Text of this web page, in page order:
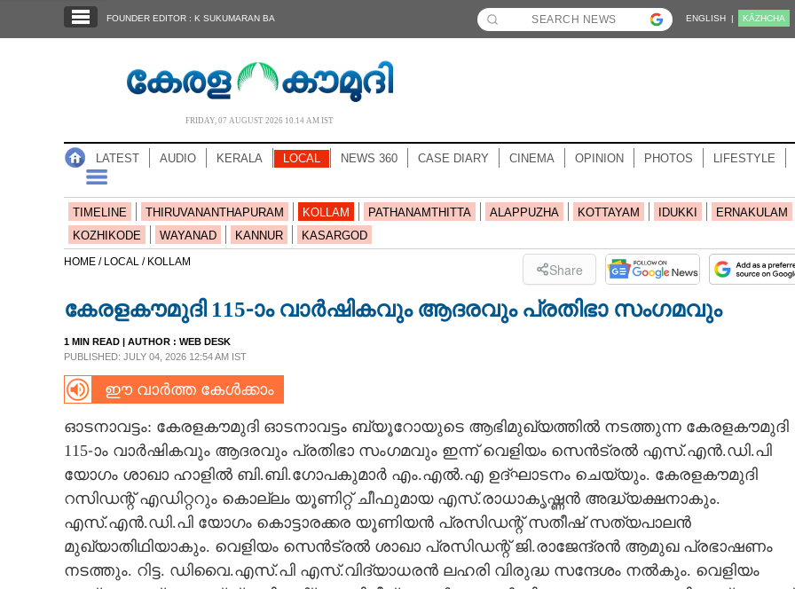
NOTIFIED NEWS
NEWS 360
CASE DIARY
LIFESTYLE
FOUNDER EDITOR : K SUKUMARAN BA ENGLISH | KĀZHCHA
FRIDAY, 07 AUGUST 2026 10.14 AM IST
LATEST AUDIO KERALA LOCAL NEWS 360 CASE DIARY CINEMA OPINION PHOTOS LIFESTYLE
TIMELINE THIRUVANANTHAPURAM KOLLAM PATHANAMTHITTA ALAPPUZHA KOTTAYAM IDUKKI
ERNAKULAM
KOZHIKODE
WAYANAD KANNUR KASARGOD
HOME / LOCAL / KOLLAM Share
കേരളകൗമുദി 115-ാം വാർഷികവും ആദരവും പ്രതിഭാ സംഗമവും
1 MIN READ | AUTHOR : WEB DESK
PUBLISHED: JULY 04, 2026 12:54 AM IST
ഈ വാർത്ത കേൾക്കാം
ഓടനാവട്ടം: കേരളകൗമുദി ഓടനാവട്ടം ബ്യൂറോയുടെ ആഭിമുഖ്യത്തിൽ നടത്തുന്ന കേരളകൗമുദി
115-ാം വാർഷികവും ആദരവും പ്രതിഭാ സംഗമവും ഇന്ന് വെളിയം സെൻട്രൽ എസ്.എൻ.ഡി.പി
യോഗം ശാഖാ ഹാളിൽ ബി.ബി.ഗോപകുമാർ എം.എൽ.എ ഉദ്ഘാടനം ചെയ്യും. കേരളകൗമുദി
റസിഡന്റ് എഡിറ്ററും കൊല്ലം യൂണിറ്റ് ചീഫുമായ എസ്.രാധാകൃഷ്ണൻ അദ്ധ്യക്ഷനാകും.
എസ്.എൻ.ഡി.പി യോഗം കൊട്ടാരക്കര യൂണിയൻ പ്രസിഡന്റ്‌ സതീഷ് സത്യപാലൻ
മുഖ്യാതിഥിയാകും. വെളിയം സെൻട്രൽ ശാഖാ പ്രസിഡന്റ്‌ ജി.രാജേന്ദ്രൻ ആമുഖ പ്രഭാഷണം
നടത്തും. റിട്ട. ഡിവൈ.എസ്.പി എസ്.വിദ്യാധരൻ ലഹരി വിരുദ്ധ സന്ദേശം നൽകും. വെളിയം